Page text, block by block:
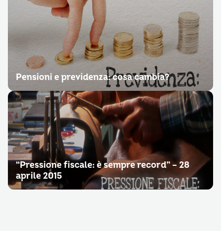
Pensioni e previdenza: cosa cambia?
“Pressione fiscale: è sempre record” – 28
aprile 2015